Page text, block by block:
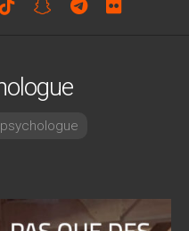
psychologue